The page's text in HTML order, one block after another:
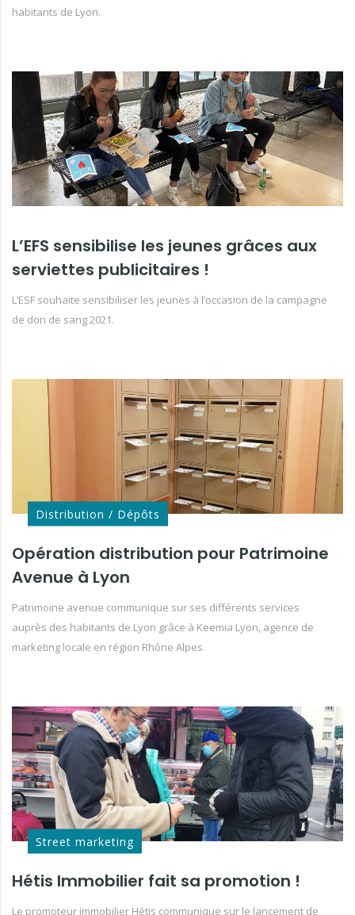
habitants de Lyon.
L’EFS sensibilise les jeunes grâces aux
serviettes publicitaires !
L’ESF souhaite sensibiliser les jeunes à l’occasion de la campagne
de don de sang 2021.
Distribution / Dépôts
Opération distribution pour Patrimoine
Avenue à Lyon
Patrimoine avenue communique sur ses différents services
auprès des habitants de Lyon grâce à Keemia Lyon, agence de
marketing locale en région Rhône Alpes.
Street marketing
Hétis Immobilier fait sa promotion !
Le promoteur immobilier Hétis communique sur le lancement de